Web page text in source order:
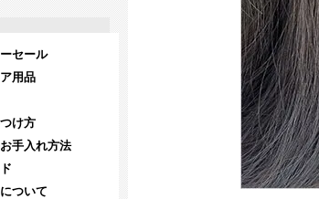
セール
用品
け方
手入れ方法
ついて